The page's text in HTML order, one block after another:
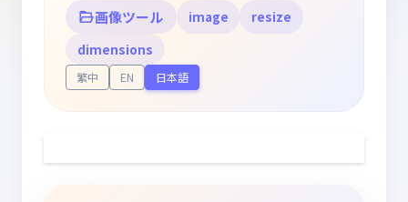
画像ツール image
resize
dimensions
繁中 EN 日本語